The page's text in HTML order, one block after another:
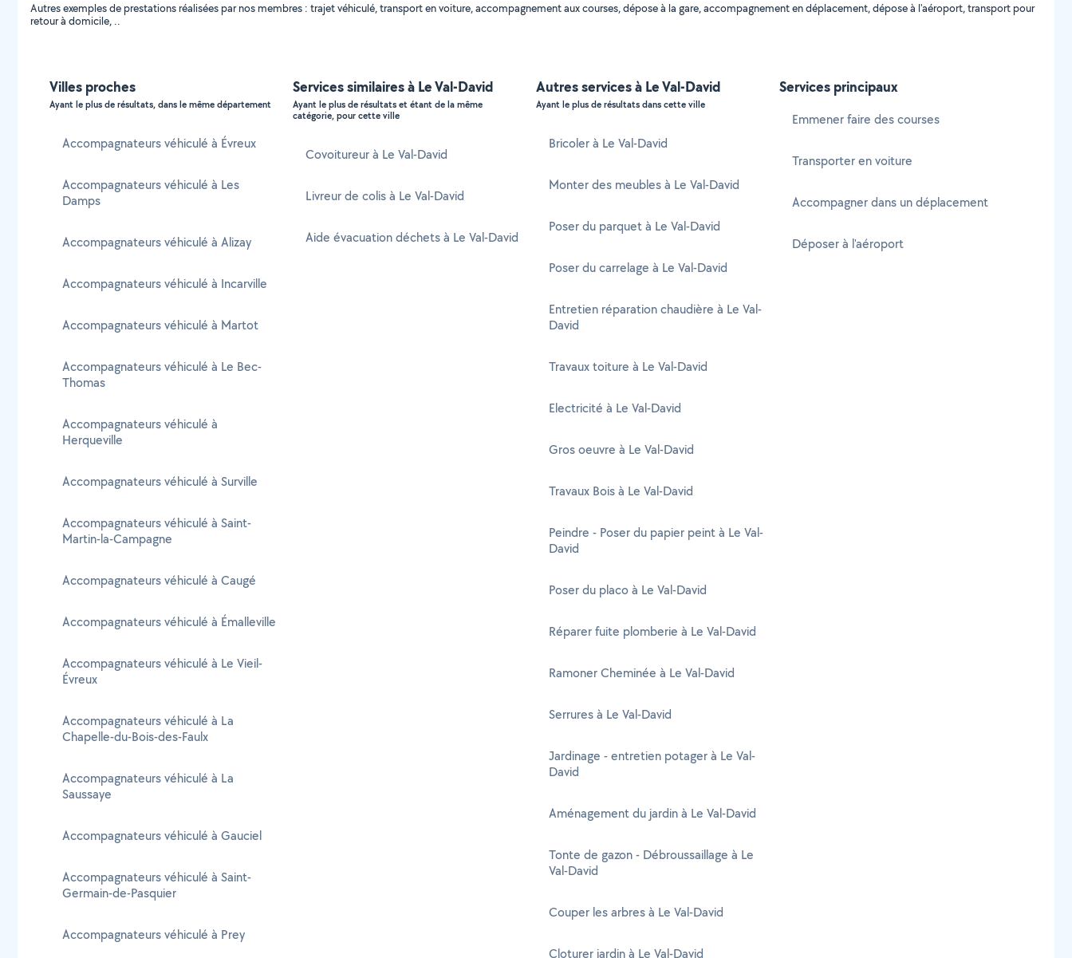
Autres exemples de prestations réalisées par nos membres : trajet véhiculé, transport en voiture, accompagnement aux courses, dépose à la gare, accompagnement en déplacement, dépose à l'aéroport, transport pour
retour à domicile, ..
Villes proches
Ayant le plus de résultats, dans le même département
Accompagnateurs véhiculé à Évreux
Accompagnateurs véhiculé à Les
Damps
Accompagnateurs véhiculé à Alizay
Accompagnateurs véhiculé à Incarville
Accompagnateurs véhiculé à Martot
Accompagnateurs véhiculé à Le Bec-
Thomas
Accompagnateurs véhiculé à
Herqueville
Accompagnateurs véhiculé à Surville
Accompagnateurs véhiculé à Saint-
Martin-la-Campagne
Accompagnateurs véhiculé à Caugé
Accompagnateurs véhiculé à Émalleville
Accompagnateurs véhiculé à Le Vieil-
Évreux
Accompagnateurs véhiculé à La
Chapelle-du-Bois-des-Faulx
Accompagnateurs véhiculé à La
Saussaye
Accompagnateurs véhiculé à Gauciel
Accompagnateurs véhiculé à Saint-
Germain-de-Pasquier
Accompagnateurs véhiculé à Prey
Services similaires à Le Val-David
Ayant le plus de résultats et étant de la même
catégorie, pour cette ville
Covoitureur à Le Val-David
Livreur de colis à Le Val-David
Aide évacuation déchets à Le Val-David
Autres services à Le Val-David
Ayant le plus de résultats dans cette ville
Bricoler à Le Val-David
Monter des meubles à Le Val-David
Poser du parquet à Le Val-David
Poser du carrelage à Le Val-David
Entretien réparation chaudière à Le Val-
David
Travaux toiture à Le Val-David
Electricité à Le Val-David
Gros oeuvre à Le Val-David
Travaux Bois à Le Val-David
Peindre - Poser du papier peint à Le Val-
David
Poser du placo à Le Val-David
Réparer fuite plomberie à Le Val-David
Ramoner Cheminée à Le Val-David
Serrures à Le Val-David
Jardinage - entretien potager à Le Val-
David
Aménagement du jardin à Le Val-David
Tonte de gazon - Débroussaillage à Le
Val-David
Couper les arbres à Le Val-David
Cloturer jardin à Le Val-David
Services principaux
Emmener faire des courses
Transporter en voiture
Accompagner dans un déplacement
Déposer à l'aéroport